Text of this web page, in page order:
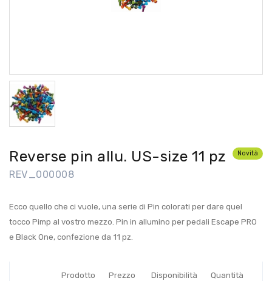
Reverse pin allu. US-size 11 pz
REV_000008
Novità
Ecco quello che ci vuole, una serie di Pin colorati per dare quel
tocco Pimp al vostro mezzo. Pin in allumino per pedali Escape PRO
e Black One, confezione da 11 pz.
Prodotto Prezzo Disponibilità Quantità